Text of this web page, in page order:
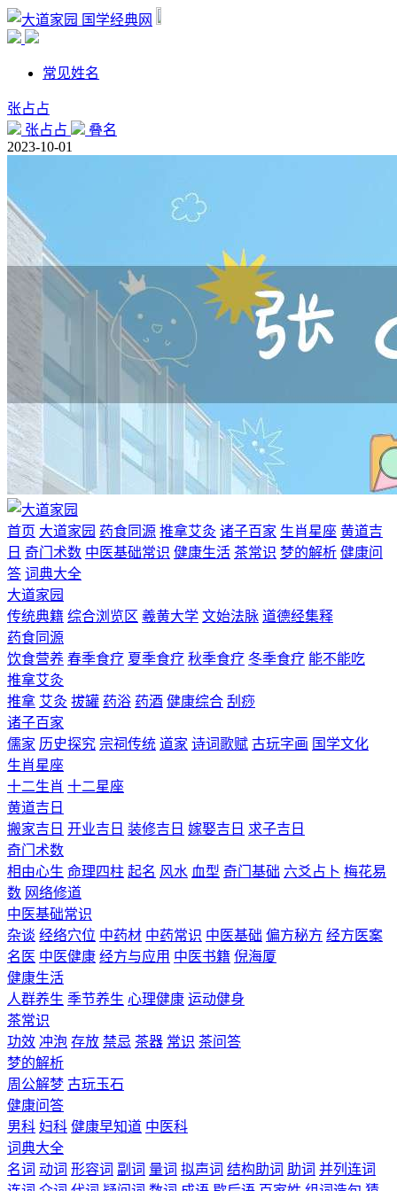
国学经典网
常见姓名
张占占
张占占
叠名
2023-10-01
首页 大道家园 药食同源 推拿艾灸 诸子百家 生肖星座 黄道吉
日 奇门术数 中医基础常识 健康生活 茶常识 梦的解析 健康问
答 词典大全
大道家园
传统典籍 综合浏览区 羲黄大学 文始法脉 道德经集释
药食同源
饮食营养 春季食疗 夏季食疗 秋季食疗 冬季食疗 能不能吃
推拿艾灸
推拿 艾灸 拔罐 药浴 药酒 健康综合 刮痧
诸子百家
儒家 历史探究 宗祠传统 道家 诗词歌赋 古玩字画 国学文化
生肖星座
十二生肖 十二星座
黄道吉日
搬家吉日 开业吉日 装修吉日 嫁娶吉日 求子吉日
奇门术数
相由心生 命理四柱 起名 风水 血型 奇门基础 六爻占卜 梅花易
数 网络修道
中医基础常识
杂谈 经络穴位 中药材 中药常识 中医基础 偏方秘方 经方医案
名医 中医健康 经方与应用 中医书籍 倪海厦
健康生活
人群养生 季节养生 心理健康 运动健身
茶常识
功效 冲泡 存放 禁忌 茶器 常识 茶问答
梦的解析
周公解梦 古玩玉石
健康问答
男科 妇科 健康早知道 中医科
词典大全
名词 动词 形容词 副词 量词 拟声词 结构助词 助词 并列连词